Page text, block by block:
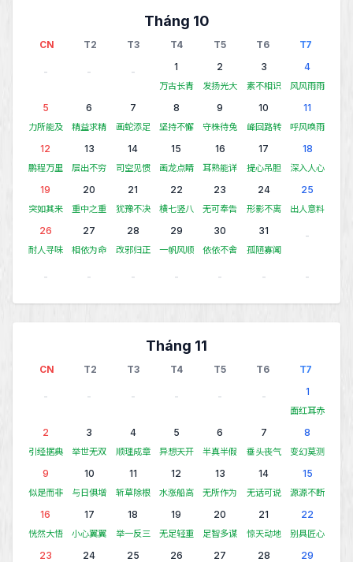
Tháng 10
CN T2 T3 T4 T5 T6 T7
- - - 1
万古长青
2
发扬光大
3
素不相识
4
风风雨雨
5
力所能及
6
精益求精
7
画蛇添足
8
坚持不懈
9
守株待兔
10
峰回路转
11
呼风唤雨
12
鹏程万里
13
层出不穷
14
司空见惯
15
画龙点睛
16
耳熟能详
17
提心吊胆
18
深入人心
19
突如其来
20
重中之重
21
犹豫不决
22
横七竖八
23
无可奉告
24
形影不离
25
出人意料
26
耐人寻味
27
相依为命
28
改邪归正
29
一帆风顺
30
依依不舍
31
孤陋寡闻
-
- - - - - - -
Tháng 11
CN T2 T3 T4 T5 T6 T7
- - - - - - 1
面红耳赤
2
引经据典
3
举世无双
4
顺理成章
5
异想天开
6
半真半假
7
垂头丧气
8
变幻莫测
9
似是而非
10
与日俱增
11
斩草除根
12
水涨船高
13
无所作为
14
无话可说
15
源源不断
16
恍然大悟
17
小心翼翼
18
举一反三
19
无足轻重
20
足智多谋
21
惊天动地
22
别具匠心
23 24 25 26 27 28 29